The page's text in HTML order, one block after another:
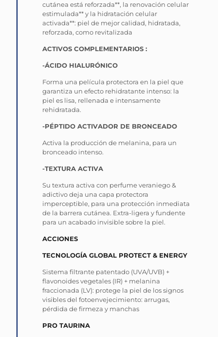
cutánea está reforzada**, la renovación celular
estimulada** y la hidratación celular
activada**: piel de mejor calidad, hidratada,
reforzada, como revitalizada
ACTIVOS COMPLEMENTARIOS :
-ÁCIDO HIALURÓNICO
Forma una película protectora en la piel que
garantiza un efecto rehidratante intenso: la
piel es lisa, rellenada e intensamente
rehidratada.
-PÉPTIDO ACTIVADOR DE BRONCEADO
Activa la producción de melanina, para un
bronceado intenso.
-TEXTURA ACTIVA
Su textura activa con perfume veraniego &
adictivo deja una capa protectora
imperceptible, para una protección inmediata
de la barrera cutánea. Extra-ligera y fundente
para un acabado invisible sobre la piel.
ACCIONES
TECNOLOGÍA GLOBAL PROTECT & ENERGY
Sistema filtrante patentado (UVA/UVB) +
flavonoides vegetales (IR) + melanina
fraccionada (LV): protege la piel de los signos
visibles del fotoenvejecimiento: arrugas,
pérdida de firmeza y manchas
PRO TAURINA